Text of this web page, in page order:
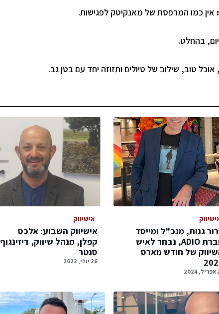
אין כמו המרפסת של מאנקיטק לפגישות.
, בהחלט.
טוב, שילוב של טיולים ותזוזה יחד עם בטן גב.
גנות, מנכ"ל ומייסד
חברת ADIO, נבחר לאיש
של חודש מארס
אישיווק
אישיווק השבוע: אלכס
קפלן, מנהל שיווק, דיזינגוף
סנטר
26 יולי, 2022